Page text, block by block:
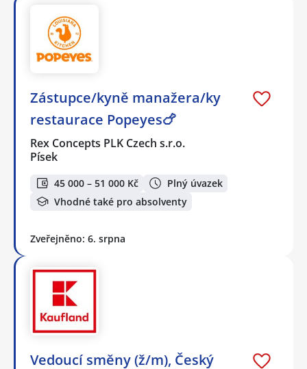
Zástupce/kyně manažera/ky
restaurace Popeyes🍗
Rex Concepts PLK Czech s.r.o.
Písek
45 000 – 51 000 Kč
Plný úvazek
Vhodné také pro absolventy
Zveřejněno: 6. srpna
Vedoucí směny (ž/m), Český